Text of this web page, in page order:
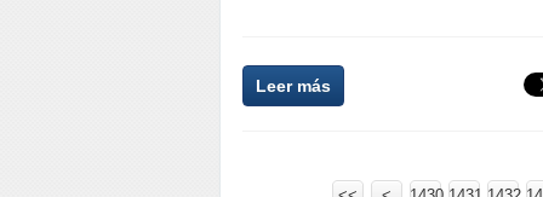
Leer más